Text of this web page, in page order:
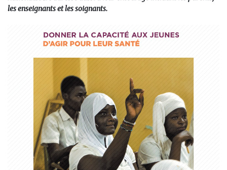
les enseignants et les soignants.